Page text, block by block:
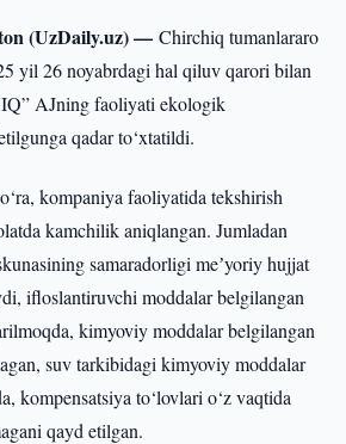
(UzDaily.uz) —Chirchiq tumanlararo
yil 26 noyabrdagi hal qiluv qarori bilan
AJning faoliyati ekologik
qadar to‘xtatildi.
kompaniya faoliyatida tekshirish
kamchilik aniqlangan. Jumladan
samaradorligi meʼyoriy hujjat
ifloslantiruvchi moddalar belgilangan
kimyoviy moddalar belgilangan
suv tarkibidagi kimyoviy moddalar
kompensatsiya to‘lovlari o‘z vaqtida
qayd etilgan.